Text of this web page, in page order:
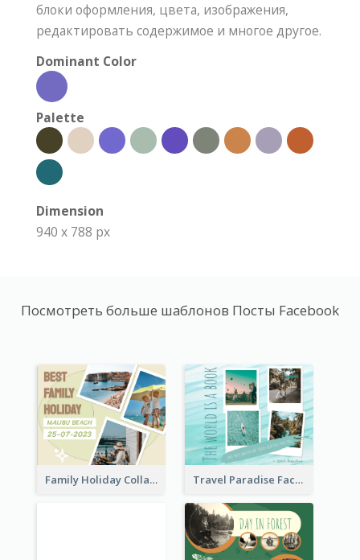
блоки оформления, цвета, изображения,
редактировать содержимое и многое другое.
Dominant Color
Palette
Dimension
940 x 788 px
Посмотреть больше шаблонов Посты Facebook
Family Holiday Collage Facebook Post Travel Paradise Facebook Post